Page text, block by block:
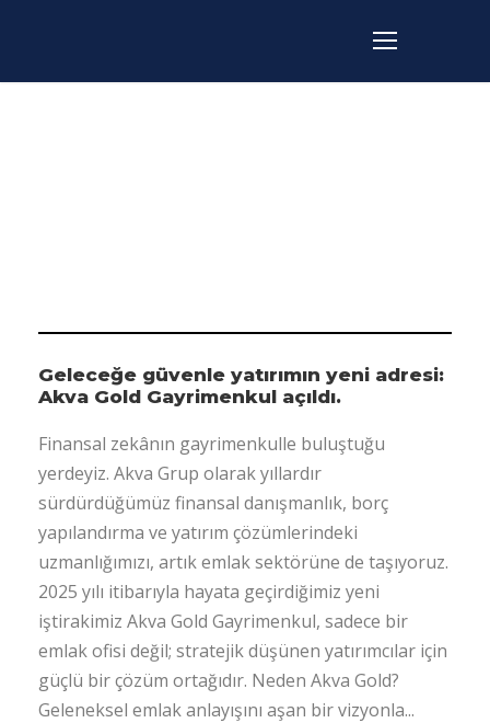
Geleceğe güvenle yatırımın yeni adresi:
Akva Gold Gayrimenkul açıldı.
Finansal zekânın gayrimenkulle buluştuğu
yerdeyiz. Akva Grup olarak yıllardır
sürdürdüğümüz finansal danışmanlık, borç
yapılandırma ve yatırım çözümlerindeki
uzmanlığımızı, artık emlak sektörüne de taşıyoruz.
2025 yılı itibarıyla hayata geçirdiğimiz yeni
iştirakimiz Akva Gold Gayrimenkul, sadece bir
emlak ofisi değil; stratejik düşünen yatırımcılar için
güçlü bir çözüm ortağıdır. Neden Akva Gold?
Geleneksel emlak anlayışını aşan bir vizyonla...